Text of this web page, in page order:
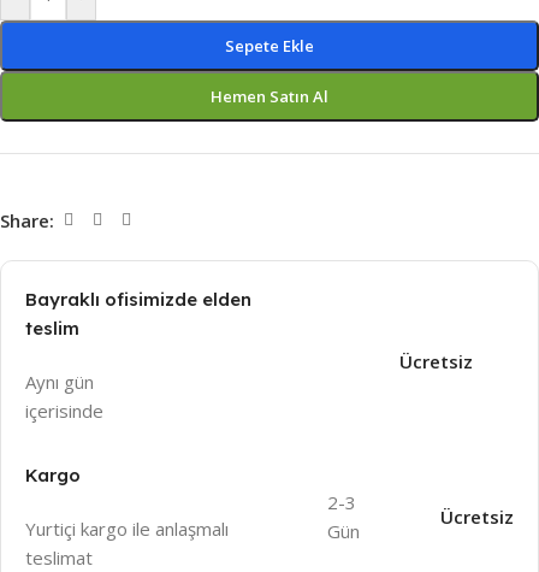
Sepete Ekle
Hemen Satın Al
Share:
Bayraklı ofisimizde elden
teslim
Aynı gün
içerisinde
Ücretsiz
Kargo
Yurtiçi kargo ile anlaşmalı
teslimat
2-3
Gün
Ücretsiz